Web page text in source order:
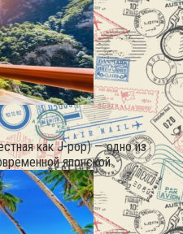
как J-pop) — одно из
японской